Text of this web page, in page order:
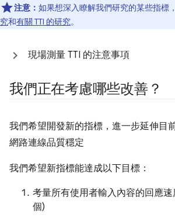
注意： 如果想深入瞭解我們研究的某些指標
究和有關 TTI 的研究。
現場測量 TTI 的注意事項
我們正在考慮哪些改善？
我們希望開發新的指標，進一步延伸目
網路連線品質穩定
我們希望新指標能達成以下目標：
考量所有使用者輸入內容的回應
個)